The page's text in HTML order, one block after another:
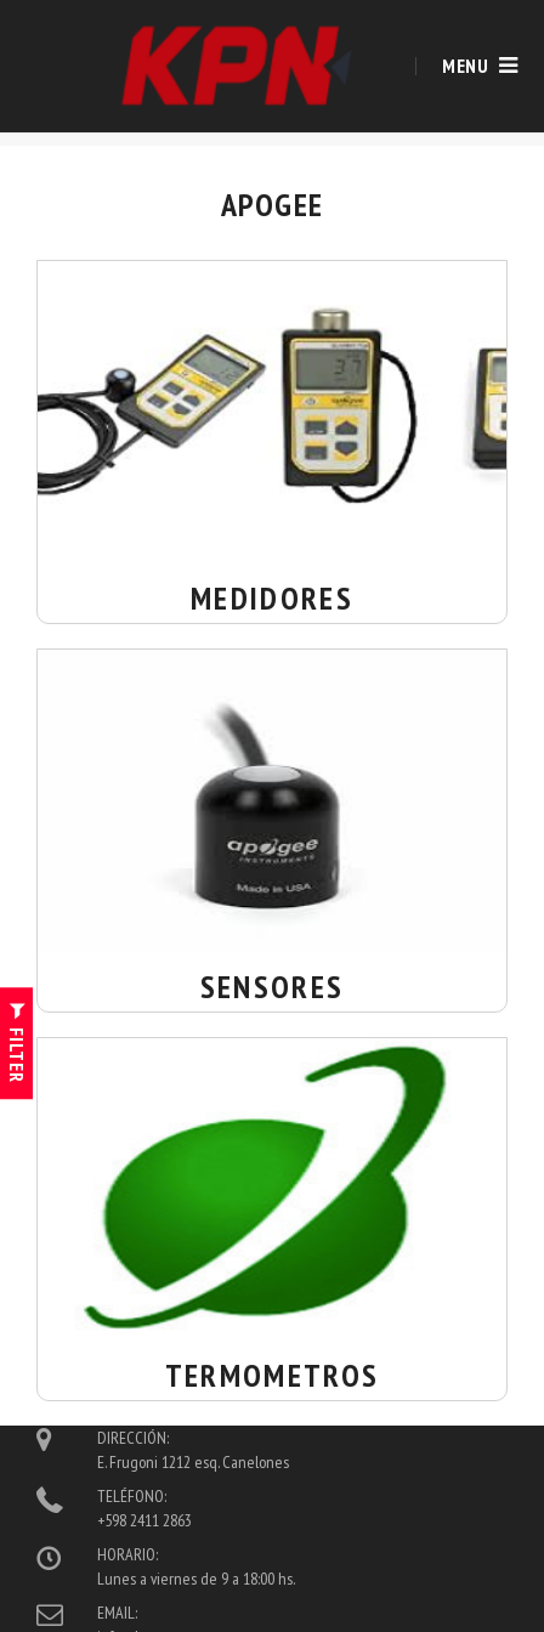
MENU
APOGEE
MEDIDORES
SENSORES
TERMOMETROS
FILTER
DIRECCIÓN:
E. Frugoni 1212 esq. Canelones
TELÉFONO:
+598 2411 2863
HORARIO:
Lunes a viernes de 9 a 18:00 hs.
EMAIL: